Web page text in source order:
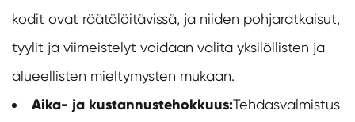
kodit ovat räätälöitävissä, ja niiden pohjaratkaisut,
tyylit ja viimeistelyt voidaan valita yksilöllisten ja
alueellisten mieltymysten mukaan.
Aika- ja kustannustehokkuus:Tehdasvalmistus